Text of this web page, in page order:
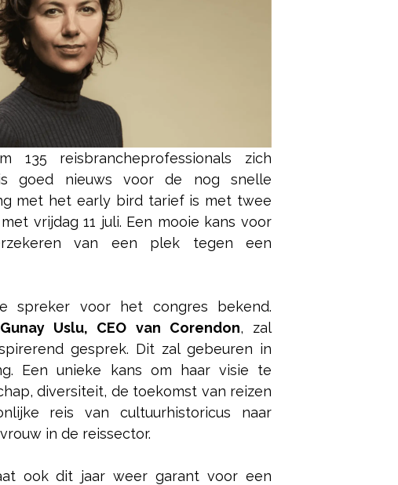
135 reisbrancheprofessionals zich
goed nieuws voor de nog snelle
met het early bird tarief is met twee
vrijdag 11 juli. Een mooie kans voor
van een plek tegen een
spreker voor het congres bekend.
Gunay Uslu, CEO van Corendon, zal
gesprek. Dit zal gebeuren in
Een unieke kans om haar visie te
diversiteit, de toekomst van reizen
reis van cultuurhistoricus naar
in de reissector.
ook dit jaar weer garant voor een